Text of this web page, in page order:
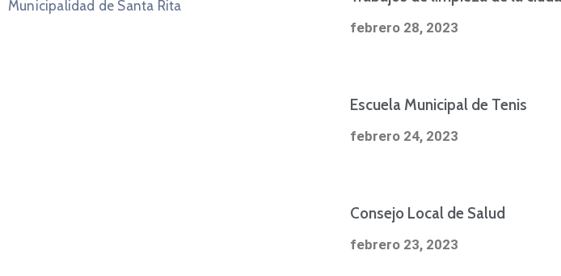
Municipalidad de Santa Rita
febrero 28, 2023
Escuela Municipal de Tenis
febrero 24, 2023
Consejo Local de Salud
febrero 23, 2023